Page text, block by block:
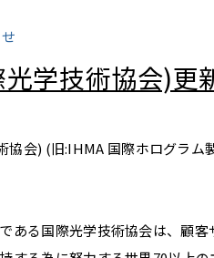
光学技術協会)更
協会) (旧:IHMA 国際ホログラ
ある国際光学技術協会は、顧